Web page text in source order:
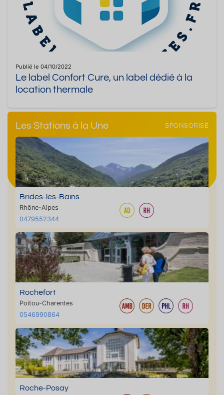
Publié le 04/10/2022
Le label Confort Cure, un label dédié à la
location thermale
Les Stations à la Une SPONSORISÉ
Brides-les-Bains
Rhône-Alpes
0479552344
Rochefort
Poitou-Charentes
0546990864
Roche-Posay